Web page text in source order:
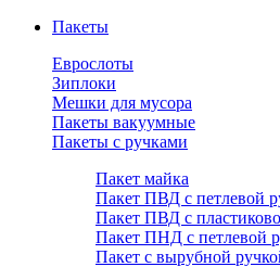
Пакеты
Еврослоты
Зиплоки
Мешки для мусора
Пакеты вакуумные
Пакеты с ручками
Пакет майка
Пакет ПВД с петлевой
Пакет ПВД с
Пакет ПНД с петлевой
Пакет с вырубной